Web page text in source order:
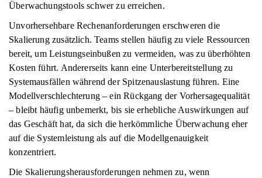
Überwachungstools schwer zu erreichen.
Unvorhersehbare Rechenanforderungen erschweren die
Skalierung zusätzlich. Teams stellen häufig zu viele Ressourcen
bereit, um Leistungseinbußen zu vermeiden, was zu überhöhten
Kosten führt. Andererseits kann eine Unterbereitstellung zu
Systemausfällen während der Spitzenauslastung führen. Eine
Modellverschlechterung – ein Rückgang der Vorhersagequalität
– bleibt häufig unbemerkt, bis sie erhebliche Auswirkungen auf
das Geschäft hat, da sich die herkömmliche Überwachung eher
auf die Systemleistung als auf die Modellgenauigkeit
konzentriert.
Die Skalierungsherausforderungen nehmen zu, wenn